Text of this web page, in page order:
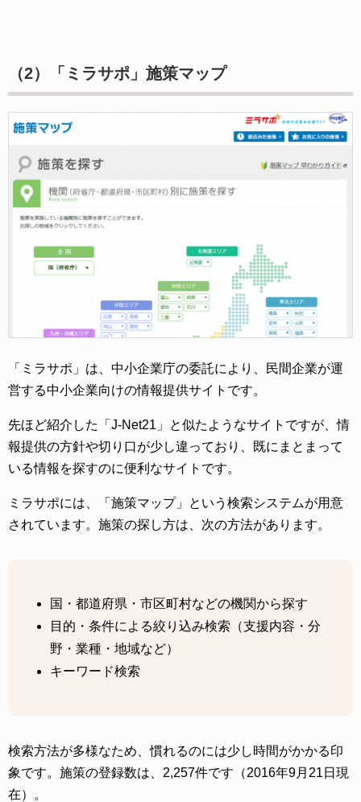
（2）「ミラサポ」施策マップ
「ミラサポ」は、中小企業庁の委託により、民間企業が運
営する中小企業向けの情報提供サイトです。
先ほど紹介した「J-Net21」と似たようなサイトですが、情
報提供の方針や切り口が少し違っており、既にまとまって
いる情報を探すのに便利なサイトです。
ミラサポには、「施策マップ」という検索システムが用意
されています。施策の探し方は、次の方法があります。
国・都道府県・市区町村などの機関から探す
目的・条件による絞り込み検索（支援内容・分
野・業種・地域など）
キーワード検索
検索方法が多様なため、慣れるのには少し時間がかかる印
象です。施策の登録数は、2,257件です（2016年9月21日現
在）。